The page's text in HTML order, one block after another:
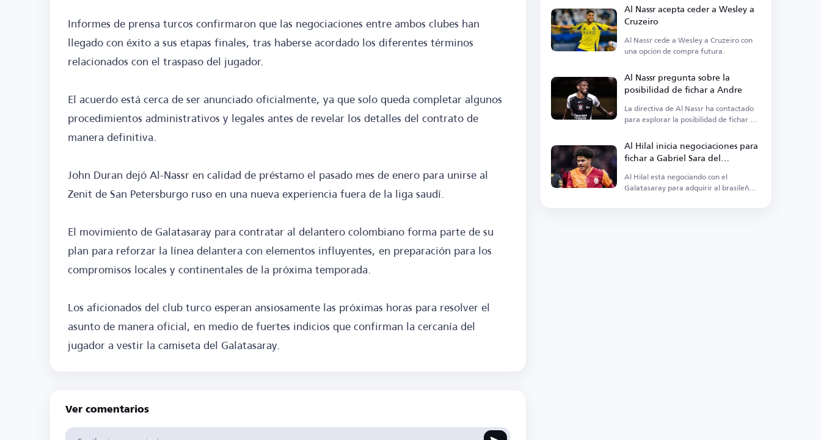
Informes de prensa turcos confirmaron que las negociaciones entre ambos clubes han
llegado con éxito a sus etapas finales, tras haberse acordado los diferentes términos
relacionados con el traspaso del jugador.
El acuerdo está cerca de ser anunciado oficialmente, ya que solo queda completar algunos
procedimientos administrativos y legales antes de revelar los detalles del contrato de
manera definitiva.
John Duran dejó Al-Nassr en calidad de préstamo el pasado mes de enero para unirse al
Zenit de San Petersburgo ruso en una nueva experiencia fuera de la liga saudí.
El movimiento de Galatasaray para contratar al delantero colombiano forma parte de su
plan para reforzar la línea delantera con elementos influyentes, en preparación para los
compromisos locales y continentales de la próxima temporada.
Los aficionados del club turco esperan ansiosamente las próximas horas para resolver el
asunto de manera oficial, en medio de fuertes indicios que confirman la cercanía del
jugador a vestir la camiseta del Galatasaray.
Ver comentarios
Al Nassr acepta ceder a Wesley a
Cruzeiro
Al Nassr cede a Wesley a Cruzeiro con
una opción de compra futura.
Al Nassr pregunta sobre la
posibilidad de fichar a Andre
La directiva de Al Nassr ha contactado
para explorar la posibilidad de fichar al
Al Hilal inicia negociaciones para
fichar a Gabriel Sara del
Galatasaray
Al Hilal está negociando con el
Galatasaray para adquirir al brasileño